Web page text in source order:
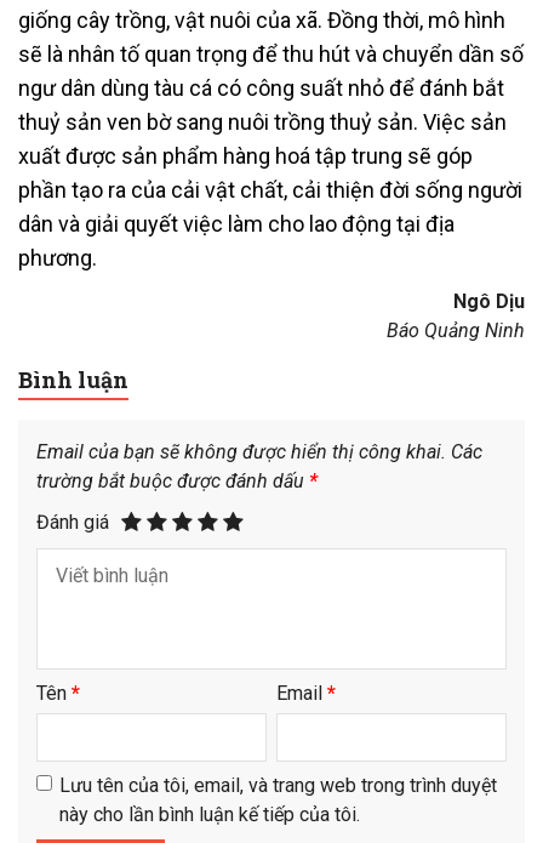
giống cây trồng, vật nuôi của xã. Đồng thời, mô hình
sẽ là nhân tố quan trọng để thu hút và chuyển dần số
ngư dân dùng tàu cá có công suất nhỏ để đánh bắt
thuỷ sản ven bờ sang nuôi trồng thuỷ sản. Việc sản
xuất được sản phẩm hàng hoá tập trung sẽ góp
phần tạo ra của cải vật chất, cải thiện đời sống người
dân và giải quyết việc làm cho lao động tại địa
phương.
Ngô Dịu
Báo Quảng Ninh
Bình luận
Email của bạn sẽ không được hiển thị công khai. Các
trường bắt buộc được đánh dấu *
Đánh giá
Tên * Email *
Lưu tên của tôi, email, và trang web trong trình duyệt
này cho lần bình luận kế tiếp của tôi.